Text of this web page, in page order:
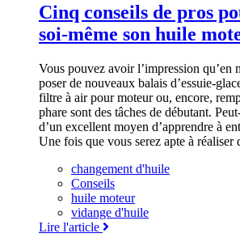
Cinq conseils de pros
soi-même son huile
Vous pouvez avoir l’impression qu’en
poser de nouveaux balais d’essuie-
filtre à air pour moteur ou, encore,
phare sont des tâches de débutant.
d’un excellent moyen d’apprendre à
Une fois que vous serez apte à
changement d'huile
Conseils
huile moteur
vidange d'huile
Lire l'article